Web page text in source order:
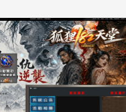
5000客戶展示案例13